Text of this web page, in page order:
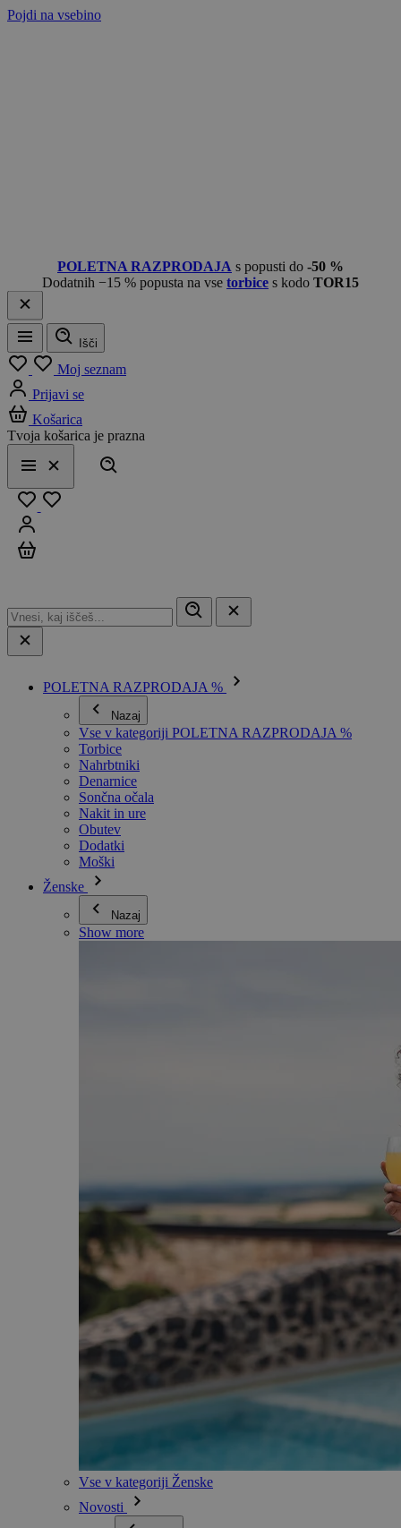
Pojdi na vsebino
POLETNA RAZPRODAJA s popusti do -50 %
Dodatnih −15 % popusta na vse torbice s kodo TOR15
Meni
Išči
Moj seznam
Prijavi se
Košarica
Tvoja košarica je prazna
Meni
Zapri
POLETNA RAZPRODAJA %
Nazaj
Vse v kategoriji POLETNA RAZPRODAJA %
Torbice
Nahrbtniki
Denarnice
Sončna očala
Nakit in ure
Obutev
Dodatki
Moški
Ženske
Nazaj
Show more
Vse v kategoriji Ženske
Novosti